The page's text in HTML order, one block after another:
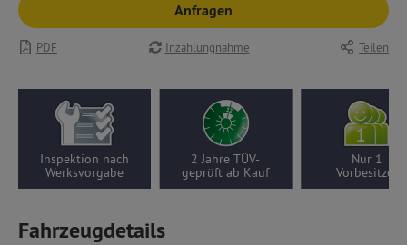
Anfragen
PDF Inzahlungnahme Teilen
Inspektion nach
Werksvorgabe
2 Jahre TÜV-
geprüft ab Kauf
Nur 1
Vorbesitzer
Fahrzeugdetails